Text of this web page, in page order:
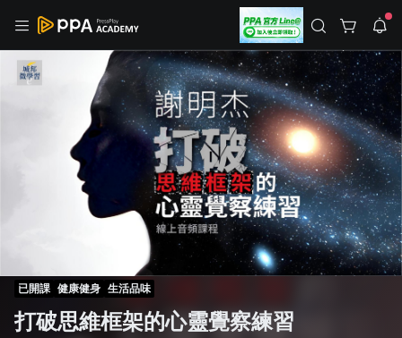
註冊領取 上千元優惠券！
登入/註冊
公告
🌞 PPA 避暑津貼．冷氣房升級｜期間快閃活動
🥵 酷暑限時快閃｜單筆滿 NT$2,500 現折 NT$300、再贈最高
2% 點數回饋！🚀 酷暑來襲．偷偷在冷氣房升級 📈⭐️ 【冷氣房
進修 限時開跑】◾單筆滿 NT$2,500 現折 NT$300◾活動期間：
即日起 - 8/13（只有一週）-📣 酷暑季好康 \ 再加碼 /→ 點數回饋
無上限🔥購買任一課程 or 訂閱✅ 消費即享回饋 1% 點數✅ 滿
$5,000 回饋 2% 點數🎁 此為 PPA 官方帳號 Line@ 專屬活動，加
入好友👉 享有「渠道專屬活動」及「個人化推播」！
3 天前
查看全部
已開課 健康健身 生活品味
打破思維框架的心靈覺察練習
沒有描述 --:--
1.0x
播放速度
2.0x
1.75x
追蹤列表 播放清單
沒有播放清單
去逛逛
返回播放器